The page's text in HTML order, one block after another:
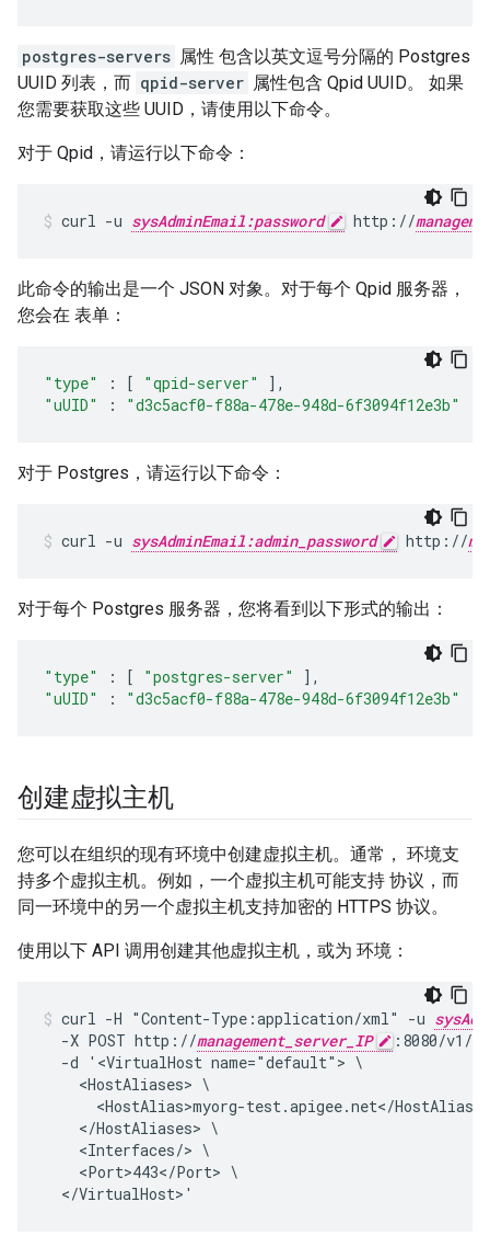
postgres-servers 属性 包含以英文逗号分隔的 Postgres
UUID 列表，而 qpid-server 属性包含 Qpid UUID。 如果
您需要获取这些 UUID，请使用以下命令。
对于 Qpid，请运行以下命令：
curl -u sysAdminEmail:password http://
此命令的输出是一个 JSON 对象。对于每个 Qpid 服务器，
您会在 表单：
"type" : [ "qpid-server"
],
"uUID"
: "d3c5acf0-f88a-478e-948d-6f3094f12e3b"
对于 Postgres，请运行以下命令：
curl -u sysAdminEmail:admin_password http://
对于每个 Postgres 服务器，您将看到以下形式的输出：
"type" : [ "postgres-server"
],
"uUID"
: "d3c5acf0-f88a-478e-948d-6f3094f12e3b"
创建虚拟主机
您可以在组织的现有环境中创建虚拟主机。通常， 环境支
持多个虚拟主机。例如，一个虚拟主机可能支持 协议，而
同一环境中的另一个虚拟主机支持加密的 HTTPS 协议。
使用以下 API 调用创建其他虚拟主机，或为 环境：
curl -H "Content-Type:application/xml" -u
  -X POST http://
management_server_IP
:8080/v1/
  -d '<VirtualHost name="default"> \
    <HostAliases> \
<HostAlias>myorg-test.apigee.net</HostAlias>
    </HostAliases> \
    <Interfaces/> \
    <Port>443</Port> \
  </VirtualHost>'